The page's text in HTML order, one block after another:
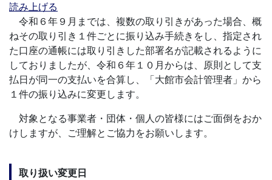
読み上げる
令和６年９月までは、複数の取り引きがあった場合、概
ねその取り引き１件ごとに振り込み手続きをし、指定され
た口座の通帳には取り引きした部署名が記載されるように
しておりましたが、 令和６年１０月からは、原則として支
払日が同一の支払いを合算し、「大館市会計管理者」から
１件の振り込みに変更します。
対象となる事業者・団体・個人の皆様にはご面倒をおか
けしますが、ご理解とご協力をお願いします。
取り扱い変更日